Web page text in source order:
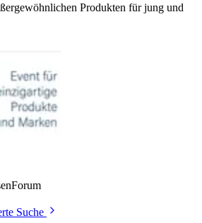
Produkten für jung und
Suche